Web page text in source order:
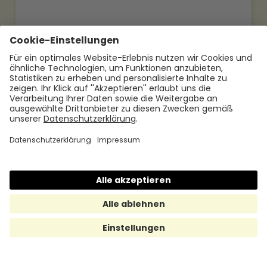
21.4.2026
Jetzt mehr lesen
zum Erfolg im Unternehmen
Mitarbeitermotivation ist ein
entscheidender Erfolgsfaktor. Ein
motiviertes Team ist produktiver,